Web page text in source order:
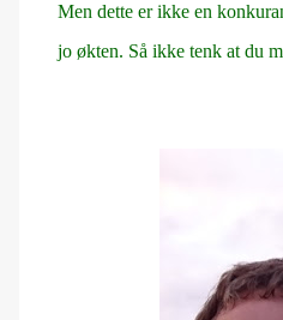
Men dette er ikke en
jo økten. Så ikke tenk at du